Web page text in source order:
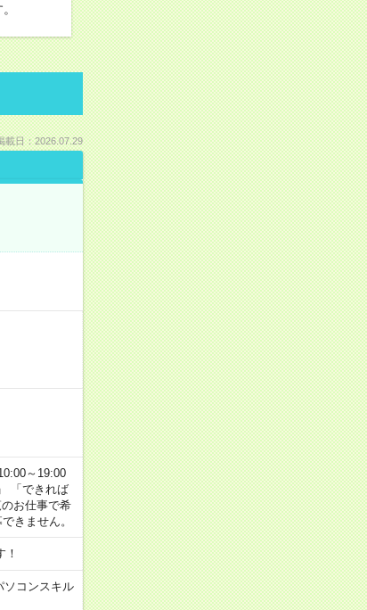
載日：2026.07.29
～19:00
「できれば
お仕事で希
きません。
ソコンスキル